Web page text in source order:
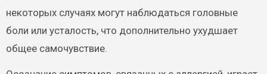
некоторых случаях могут наблюдаться головные
боли или усталость, что дополнительно ухудшает
общее самочувствие.